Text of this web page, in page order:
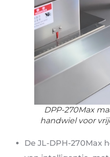
DPP-270Max
handwiel voor
De JL-DPH-270Max